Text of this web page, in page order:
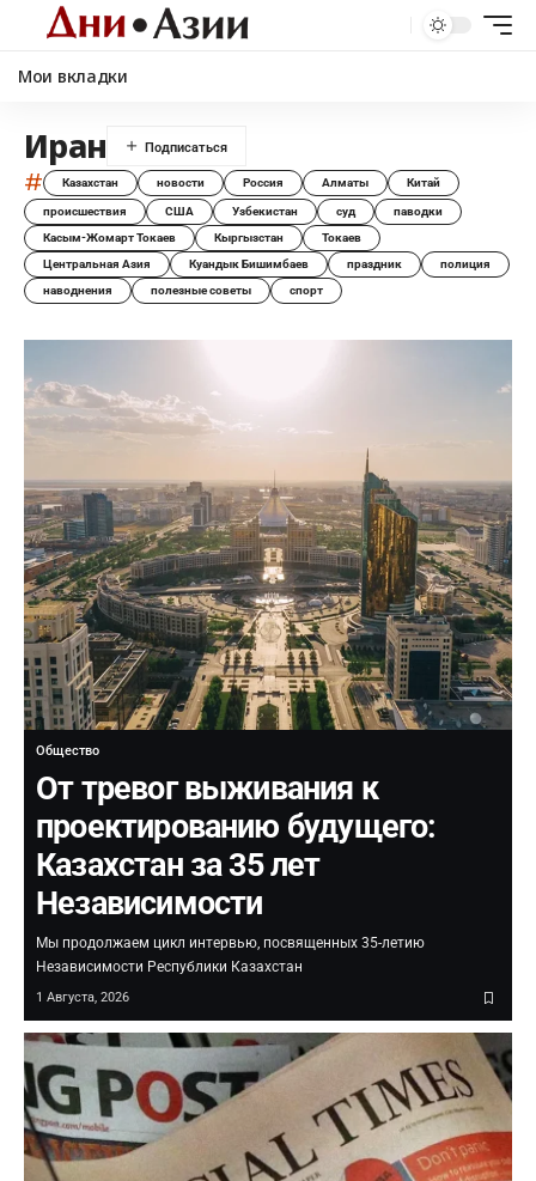
Мои вкладки
Иран
# Казахстан новости Россия Алматы Китай
происшествия США Узбекистан суд
паводки
Касым-Жомарт Токаев
Кыргызстан
Токаев
Центральная Азия
Куандык Бишимбаев праздник
полиция
наводнения
полезные советы спорт
Общество
От тревог выживания к
проектированию будущего:
Казахстан за 35 лет
Независимости
Мы продолжаем цикл интервью, посвященных 35-летию
Независимости Республики Казахстан
1 Августа, 2026